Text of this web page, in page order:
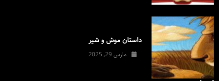
داستان موش و شیر
مارس 29, 2025